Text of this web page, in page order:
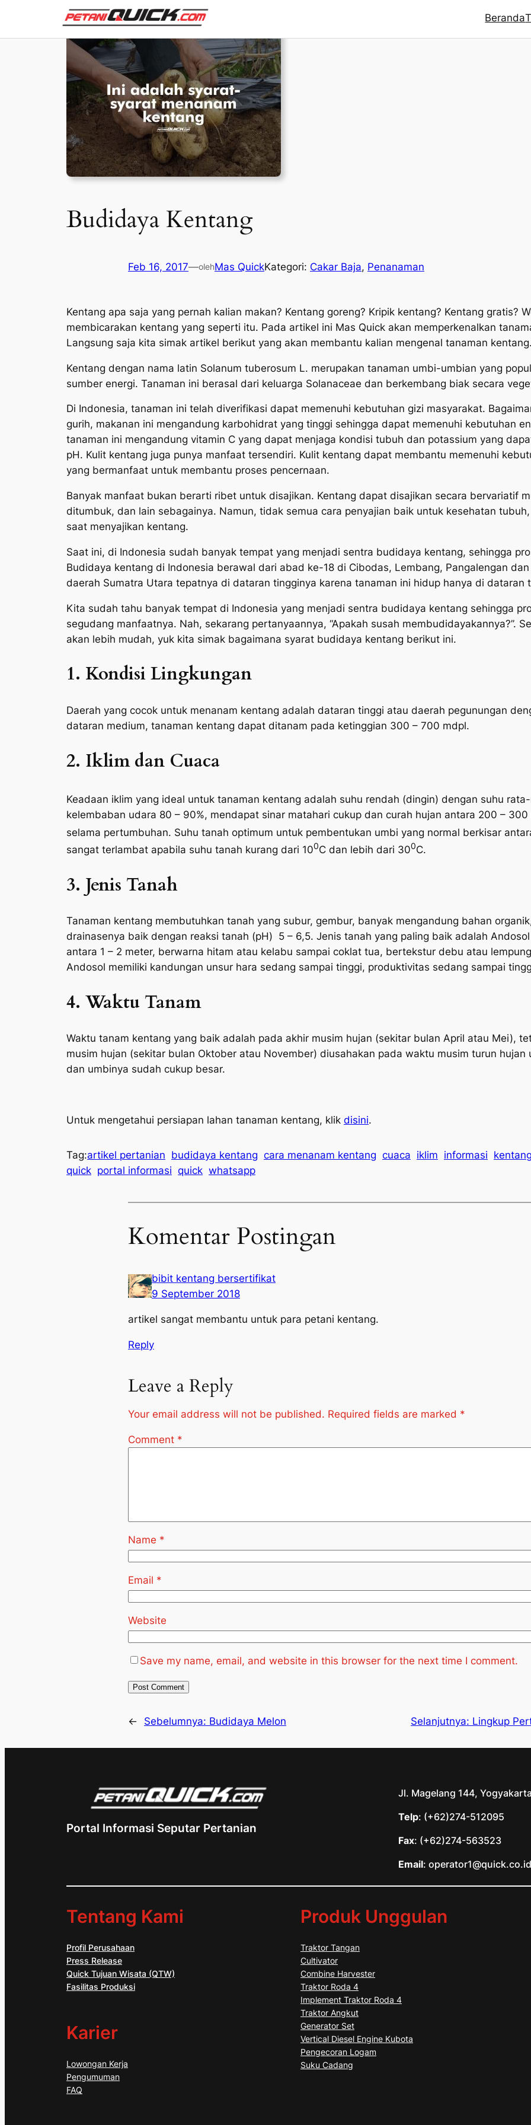
Beranda
Budidaya Kentang
Feb 16, 2017—olehMas QuickKategori: Cakar Baja, Penanaman
Kentang apa saja yang pernah kalian makan? Kentang goreng? Kripik kentang? Kentang gratis?
membicarakan kentang yang seperti itu. Pada artikel ini Mas Quick akan memperkenalkan
Langsung saja kita simak artikel berikut yang akan membantu kalian mengenal tanaman kentang.
Kentang dengan nama latin Solanum tuberosum L. merupakan tanaman umbi-umbian yang
sumber energi. Tanaman ini berasal dari keluarga Solanaceae dan berkembang biak secara
Di Indonesia, tanaman ini telah diverifikasi dapat memenuhi kebutuhan gizi masyarakat.
gurih, makanan ini mengandung karbohidrat yang tinggi sehingga dapat memenuhi kebutuhan
tanaman ini mengandung vitamin C yang dapat menjaga kondisi tubuh dan potassium yang
pH. Kulit kentang juga punya manfaat tersendiri. Kulit kentang dapat membantu memenuhi
yang bermanfaat untuk membantu proses pencernaan.
Banyak manfaat bukan berarti ribet untuk disajikan. Kentang dapat disajikan secara bervariatif
ditumbuk, dan lain sebagainya. Namun, tidak semua cara penyajian baik untuk kesehatan
saat menyajikan kentang.
Saat ini, di Indonesia sudah banyak tempat yang menjadi sentra budidaya kentang, sehingga
Budidaya kentang di Indonesia berawal dari abad ke-18 di Cibodas, Lembang, Pangalengan
daerah Sumatra Utara tepatnya di dataran tingginya karena tanaman ini hidup hanya di dataran
Kita sudah tahu banyak tempat di Indonesia yang menjadi sentra budidaya kentang sehingga
segudang manfaatnya. Nah, sekarang pertanyaannya, “Apakah susah membudidayakannya?”.
akan lebih mudah, yuk kita simak bagaimana syarat budidaya kentang berikut ini.
1. Kondisi Lingkungan
Daerah yang cocok untuk menanam kentang adalah dataran tinggi atau daerah pegunungan
dataran medium, tanaman kentang dapat ditanam pada ketinggian 300 – 700 mdpl.
2. Iklim dan Cuaca
Keadaan iklim yang ideal untuk tanaman kentang adalah suhu rendah (dingin) dengan suhu
kelembaban udara 80 – 90%, mendapat sinar matahari cukup dan curah hujan antara 200 –
selama pertumbuhan. Suhu tanah optimum untuk pembentukan umbi yang normal berkisar
sangat terlambat apabila suhu tanah kurang dari 100C dan lebih dari 300C.
3. Jenis Tanah
Tanaman kentang membutuhkan tanah yang subur, gembur, banyak mengandung bahan
drainasenya baik dengan reaksi tanah (pH) 5 – 6,5. Jenis tanah yang paling baik adalah
antara 1 – 2 meter, berwarna hitam atau kelabu sampai coklat tua, bertekstur debu atau
Andosol memiliki kandungan unsur hara sedang sampai tinggi, produktivitas sedang sampai
4. Waktu Tanam
Waktu tanam kentang yang baik adalah pada akhir musim hujan (sekitar bulan April atau Mei),
musim hujan (sekitar bulan Oktober atau November) diusahakan pada waktu musim turun
dan umbinya sudah cukup besar.
Untuk mengetahui persiapan lahan tanaman kentang, klik disini.
Tag:artikel pertanian budidaya kentang cara menanam kentang cuaca iklim informasi kentang
quick portal informasi quick whatsapp
Komentar Postingan
bibit kentang bersertifikat
9 September 2018
artikel sangat membantu untuk para petani kentang.
Reply
Leave a Reply
Your email address will not be published. Required fields are marked *
Comment *
Name *
Email *
Website
Save my name, email, and website in this browser for the next time I comment.
← Sebelumnya: Budidaya Melon Selanjutnya: Lingkup
Portal Informasi Seputar Pertanian
Jl. Magelang 144,
Telp: (+62)274-512095
Fax: (+62)274-563523
Email: operator1@quick.co.id
Tentang Kami
Profil Perusahaan
Press Release
Quick Tujuan Wisata (QTW)
Fasilitas Produksi
Karier
Lowongan Kerja
Pengumuman
FAQ
Produk Unggulan
Traktor Tangan
Cultivator
Combine Harvester
Traktor Roda 4
Implement Traktor Roda 4
Traktor Angkut
Generator Set
Vertical Diesel Engine Kubota
Pengecoran Logam
Suku Cadang